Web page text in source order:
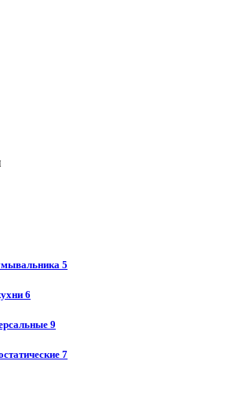
5
6
9
7